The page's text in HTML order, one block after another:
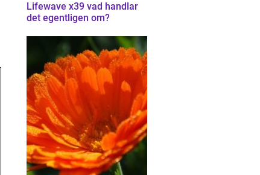
Lifewave x39 vad handlar
det egentligen om?